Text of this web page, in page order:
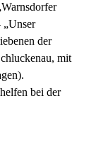
„Unser
der
mit
bei der